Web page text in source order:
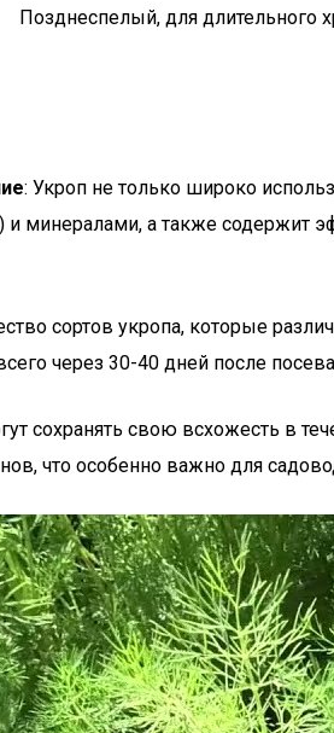
Позднеспелый, для длительного
: Укроп не только широко
и минералами, а также
сортов укропа, которые
через 30-40 дней после
сохранять свою всхожесть в
что особенно важно для